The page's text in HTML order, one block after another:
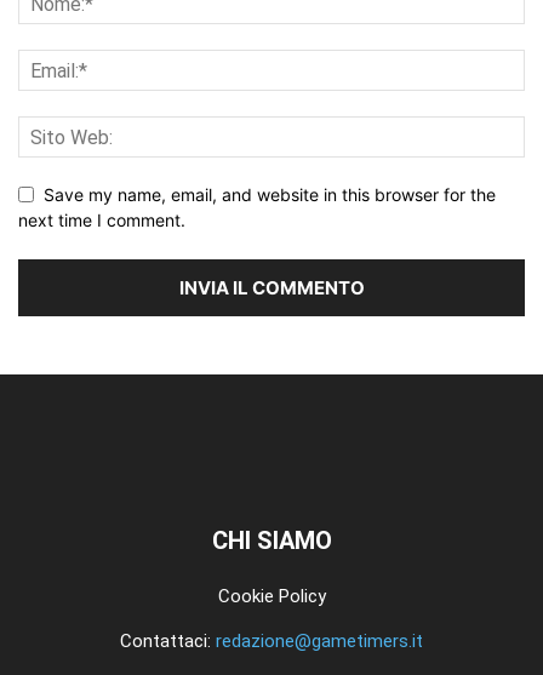
Save my name, email, and website in this browser for the
next time I comment.
CHI SIAMO
Cookie Policy
Contattaci: redazione@gametimers.it